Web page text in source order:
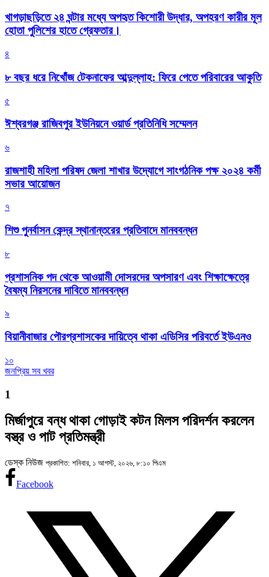
খাগড়াছড়িতে ২৪ ঘন্টার মধ্যে অপহৃত কিশোরী উদ্ধার, অপহরণ কারীর মূল
হোতা পুলিশের হাতে গ্রেফতার।
৪
৮ বছর ধরে নিখোঁজ টেকনাফের আব্দুল্লাহ: ফিরে পেতে পরিবারের আকুতি
৫
ঈশ্বরগঞ্জ রাজিবপুর ইউনিয়নে ওয়ার্ড প্রতিনিধি সম্মেলন
৬
রাজশাহী মহিলা পরিষদ জেলা শাখার উদ্যোগে সাংগঠনিক পক্ষ ২০২৪ কর্মী
সভার আয়োজন
৭
শিশু পুনর্বাসন কেন্দ্র স্থানান্তরের প্রতিবাদে মানববন্ধন
৮
প্রশাসনিক পদ থেকে আওয়ামী দোসরদের অপসারণ এবং শিক্ষাক্ষেত্রে
বৈষম্য নিরসনের দাবিতে মানববন্ধন
৯
বিয়ানীবাজার পৌরপ্রশাসকের দায়িত্বে থাকা এডিসির পরিবর্তে ইউএনও
১০
জনপ্রিয় সব খবর
1
মির্জাপুরে বন্ধ থাকা গোড়াই কটন মিলস পরিদর্শন করলেন
বস্ত্র ও পাট প্রতিমন্ত্রী
ডেস্ক নিউজ প্রকাশিত: শনিবার, ১ আগস্ট, ২০২৬, ৮:১০ পিএম
Facebook